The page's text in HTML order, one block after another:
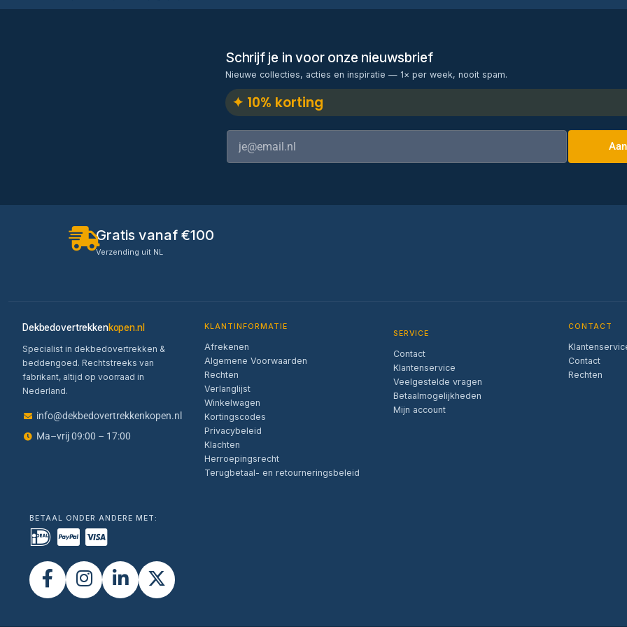
Schrijf je in voor onze nieuwsbrief
Nieuwe collecties, acties en inspiratie — 1× per week, nooit spam.
✦ 10% korting
Gratis vanaf €100
Verzending uit NL
Dekbedovertrekkenkopen.nl
Specialist in dekbedovertrekken &
beddengoed. Rechtstreeks van
fabrikant, altijd op voorraad in
Nederland.
info@dekbedovertrekkenkopen.nl
Ma–vrij 09:00 – 17:00
KLANTINFORMATIE
Afrekenen
Algemene Voorwaarden
Rechten
Verlanglijst
Winkelwagen
Kortingscodes
Privacybeleid
Klachten
Herroepingsrecht
Terugbetaal- en retourneringsbeleid
SERVICE
Contact
Klantenservice
Veelgestelde vragen
Betaalmogelijkheden
Mijn account
CONTACT
Contact
Rechten
BETAAL ONDER ANDERE MET: